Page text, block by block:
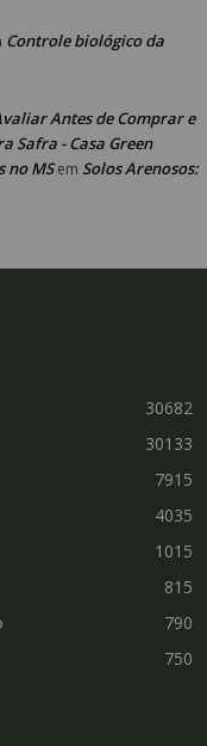
Controle biológico da
Antes de Comprar e
Safra - Casa Green
no MSem Solos Arenosos:
30682
30133
7915
4035
1015
815
790
750